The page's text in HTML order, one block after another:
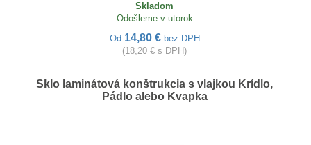
Skladom
Odošleme v utorok
Od 14,80 € bez DPH
(18,20 € s DPH)
Sklo laminátová konštrukcia s vlajkou Krídlo,
Pádlo alebo Kvapka